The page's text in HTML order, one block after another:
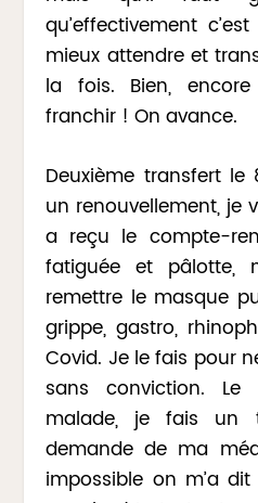
qu’effectivement
mieux attendre et
la fois. Bien,
franchir ! On avance.
Deuxième transfert le
un renouvellement, je
a reçu le compte-
fatiguée et pâlotte,
remettre le masque
grippe, gastro,
Covid. Je le fais pour
sans conviction.
malade, je fais un
demande de ma
impossible on m’a